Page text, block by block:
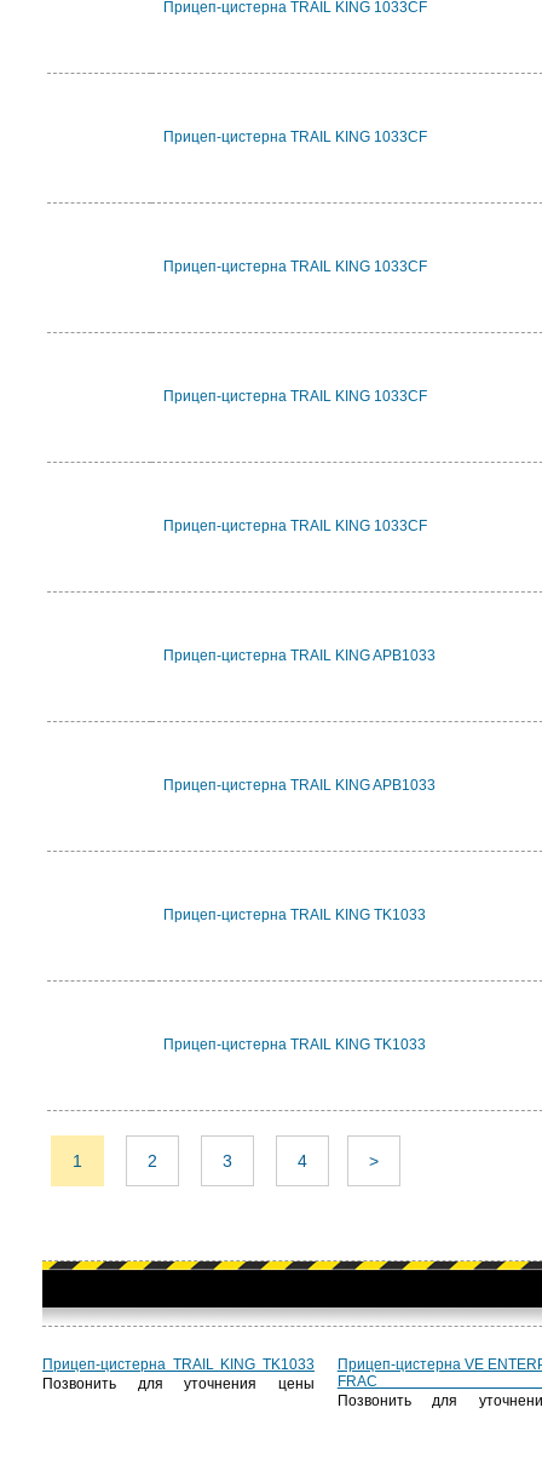
Прицеп-цистерна TRAIL KING 1033CF
Прицеп-цистерна TRAIL KING 1033CF
Прицеп-цистерна TRAIL KING 1033CF
Прицеп-цистерна TRAIL KING 1033CF
Прицеп-цистерна TRAIL KING 1033CF
Прицеп-цистерна TRAIL KING APB1033
Прицеп-цистерна TRAIL KING APB1033
Прицеп-цистерна TRAIL KING TK1033
Прицеп-цистерна TRAIL KING TK1033
1 2 3 4 >
Прицеп-цистерна TRAIL KING TK1033
Позвонить для уточнения цены
Прицеп-цистерна VE
FRAC
Позвонить для